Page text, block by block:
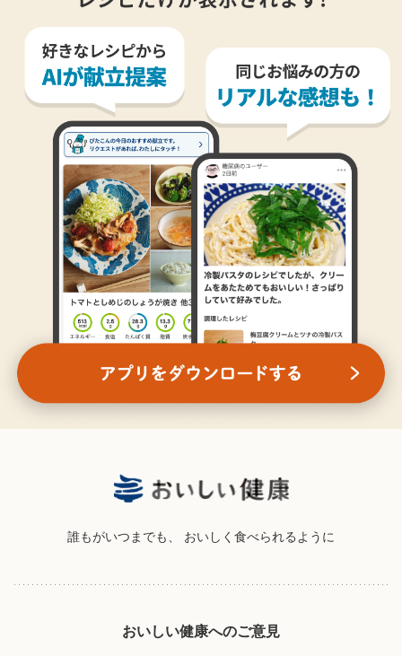
誰もがいつまでも、 おいしく食べられるように
おいしい健康へのご意見